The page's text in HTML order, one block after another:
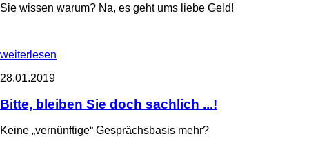
Sie wissen warum? Na, es geht ums liebe Geld!
weiterlesen
28.01.2019
Bitte, bleiben Sie doch sachlich ...!
Keine „vernünftige“ Gesprächsbasis mehr?